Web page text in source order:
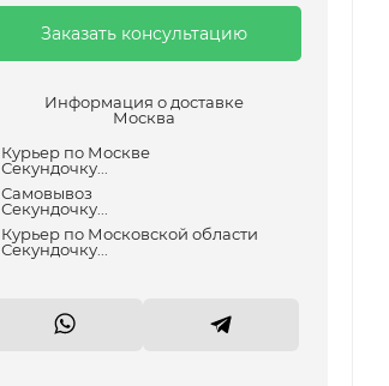
Заказать консультацию
Информация о доставке
Москва
Курьер по Москве
Секундочку...
Самовывоз
Секундочку...
Курьер по Московской области
Секундочку...